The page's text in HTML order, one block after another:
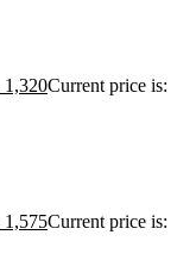
1,320Current price is:
1,575Current price is: